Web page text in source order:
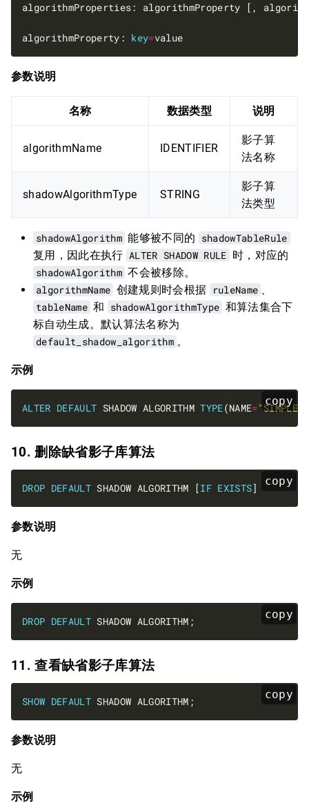
algorithmProperty: key=
参数说明
名称 数据类型 说明
algorithmName IDENTIFIER
影子算
法名称
shadowAlgorithmType STRING
影子算
法类型
shadowAlgorithm 能够被不同的 shadowTableRule
复用，因此在执行 ALTER SHADOW RULE 时，对应的
shadowAlgorithm 不会被移除。
algorithmName 创建规则时会根据 ruleName
tableName 和 shadowAlgorithmType 和算法集合下
标自动生成。默认算法名称为
default_shadow_algorithm 。
示例
copy
ALTER DEFAULT SHADOW ALGORITHM TYPE(NAME=
10. 删除缺省影子库算法
copy
DROP DEFAULT SHADOW ALGORITHM [IF EXISTS
参数说明
无
示例
copy
DROP DEFAULT
11. 查看缺省影子库算法
copy
SHOW DEFAULT
参数说明
无
示例